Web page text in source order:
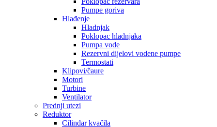
Pumpe goriva
Hlađenje
Hladnjak
Poklopac hladnjaka
Pumpa vode
Rezervni dijelovi vodene pumpe
Termostati
Klipovi/čaure
Motori
Turbine
Ventilator
Prednji utezi
Reduktor
Cilindar kvačila